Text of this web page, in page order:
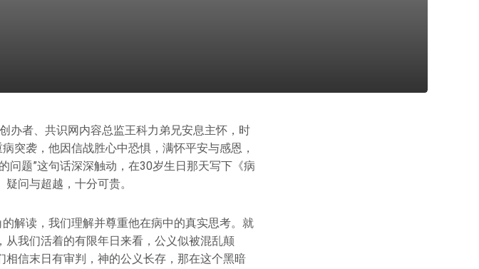
办者、共识网内容总监王科力弟兄安息主怀，时
突袭，他因信战胜心中恐惧，满怀平安与感恩，
问题”这句话深深触动，在30岁生日那天写下《病
问与超越，十分可贵。
解读，我们理解并尊重他在病中的真实思考。就
我们活着的有限年日来看，公义似被混乱颠
信末日有审判，神的公义长存，那在这个黑暗